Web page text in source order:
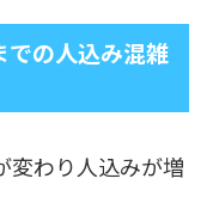
の人込み混雑
変わり人込みが増